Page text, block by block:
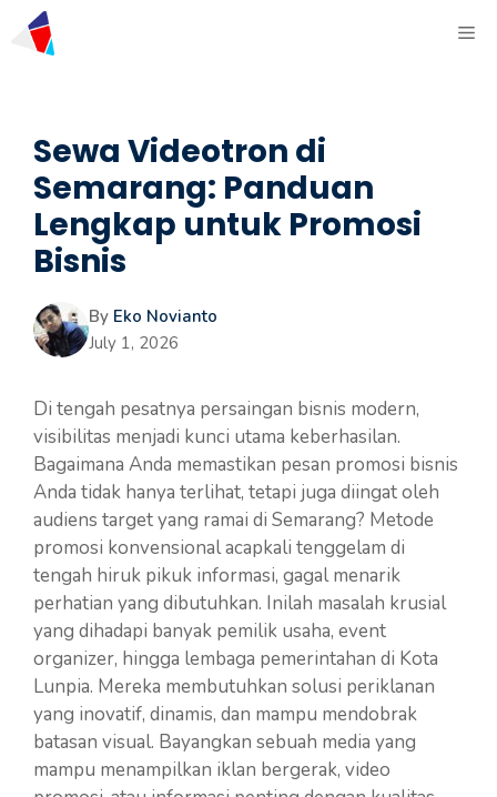
Sewa Videotron di
Semarang: Panduan
Lengkap untuk Promosi
Bisnis
By Eko Novianto
July 1, 2026
Di tengah pesatnya persaingan bisnis modern,
visibilitas menjadi kunci utama keberhasilan.
Bagaimana Anda memastikan pesan promosi bisnis
Anda tidak hanya terlihat, tetapi juga diingat oleh
audiens target yang ramai di Semarang? Metode
promosi konvensional acapkali tenggelam di
tengah hiruk pikuk informasi, gagal menarik
perhatian yang dibutuhkan. Inilah masalah krusial
yang dihadapi banyak pemilik usaha, event
organizer, hingga lembaga pemerintahan di Kota
Lunpia. Mereka membutuhkan solusi periklanan
yang inovatif, dinamis, dan mampu mendobrak
batasan visual. Bayangkan sebuah media yang
mampu menampilkan iklan bergerak, video